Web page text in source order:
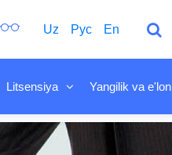
Uz Рус En
Litsensiya Yangilik va